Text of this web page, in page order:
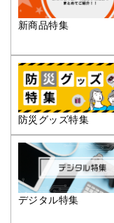
新商品特集
防災グッズ特集
デジタル特集